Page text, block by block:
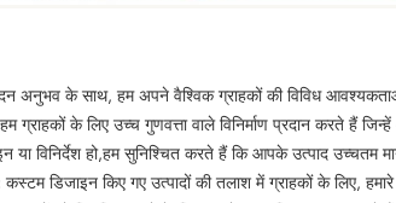
अनुभव के साथ, हम अपने वैश्विक ग्राहकों की विविध
ग्राहकों के लिए उच्च गुणवत्ता वाले विनिर्माण प्रदान करते हैं
या विनिर्देश हो,हम सुनिश्चित करते हैं कि आपके उत्पाद उच्चतम
कस्टम डिजाइन किए गए उत्पादों की तलाश में ग्राहकों के लिए,